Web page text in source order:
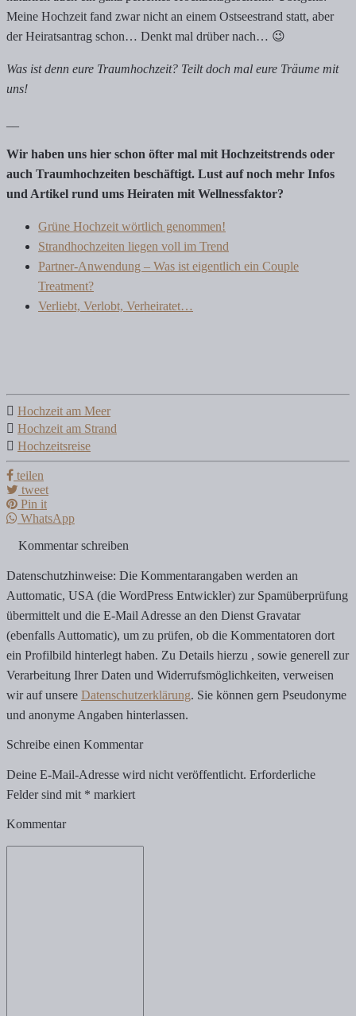
Meine Hochzeit fand zwar nicht an einem Ostseestrand statt, aber
der Heiratsantrag schon… Denkt mal drüber nach… 😉
Was ist denn eure Traumhochzeit? Teilt doch mal eure Träume mit
uns!
Wir haben uns hier schon öfter mal mit Hochzeitstrends oder
auch Traumhochzeiten beschäftigt. Lust auf noch mehr Infos
und Artikel rund ums Heiraten mit Wellnessfaktor?
Grüne Hochzeit wörtlich genommen!
Strandhochzeiten liegen voll im Trend
Partner-Anwendung – Was ist eigentlich ein Couple
Treatment?
Verliebt, Verlobt, Verheiratet…
Hochzeit am Meer
Hochzeit am Strand
Hochzeitsreise
teilen
tweet
Pin it
WhatsApp
Kommentar schreiben
Datenschutzhinweise: Die Kommentarangaben werden an
Auttomatic, USA (die WordPress Entwickler) zur Spamüberprüfung
übermittelt und die E-Mail Adresse an den Dienst Gravatar
(ebenfalls Auttomatic), um zu prüfen, ob die Kommentatoren dort
ein Profilbild hinterlegt haben. Zu Details hierzu , sowie generell zur
Verarbeitung Ihrer Daten und Widerrufsmöglichkeiten, verweisen
wir auf unsere Datenschutzerklärung. Sie können gern Pseudonyme
und anonyme Angaben hinterlassen.
Schreibe einen Kommentar
Deine E-Mail-Adresse wird nicht veröffentlicht. Erforderliche
Felder sind mit * markiert
Kommentar